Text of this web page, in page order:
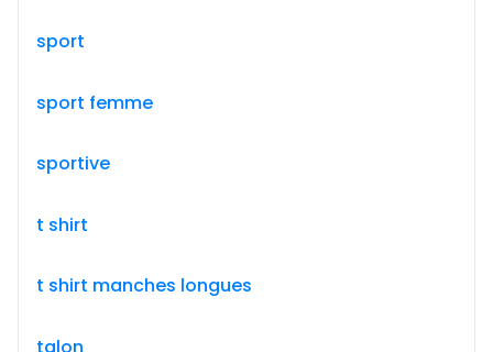
sport
sport femme
sportive
t shirt
t shirt manches longues
talon